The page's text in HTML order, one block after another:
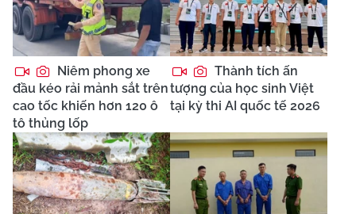
Niêm phong xe
đầu kéo rải mảnh sắt trên
cao tốc khiến hơn 120 ô
tô thủng lốp
Thành tích ấn
tượng của học sinh Việt
tại kỳ thi AI quốc tế 2026